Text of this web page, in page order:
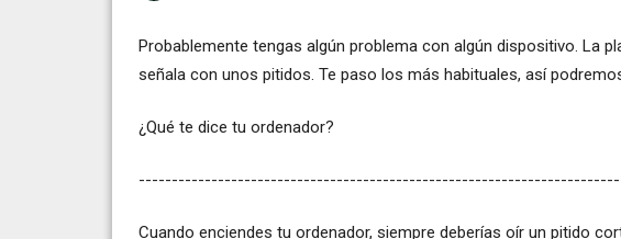
Probablemente tengas algún problema con algún dispositivo. La
señala con unos pitidos. Te paso los más habituales, así
¿Qué te dice tu ordenador?
Cuando enciendes tu ordenador, siempre deberías oír un pitido